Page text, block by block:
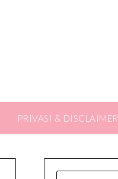
PRIVASI & DISCLAIMER